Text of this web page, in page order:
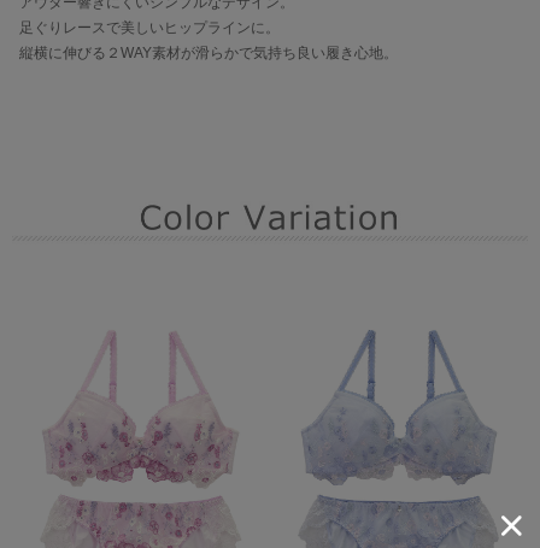
足ぐりレースで美しいヒップラインに。
縦横に伸びる２WAY素材が滑らかで気持ち良い履き心地。